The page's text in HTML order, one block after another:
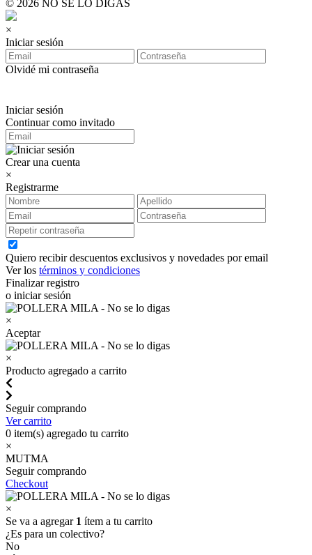
© 2026 NO SE LO DIGAS
×
Iniciar sesión
Olvidé mi contraseña
Iniciar sesión
Continuar como invitado
Crear una cuenta
×
Registrarme
Quiero recibir descuentos exclusivos y novedades por email
Ver los términos y condiciones
Finalizar registro
o iniciar sesión
×
Aceptar
×
Producto agregado a carrito
Seguir comprando
Ver carrito
0 item(s) agregado tu carrito
×
MUTMA
Seguir comprando
Checkout
×
Se va a agregar 1 ítem a tu carrito
¿Es para un colectivo?
No